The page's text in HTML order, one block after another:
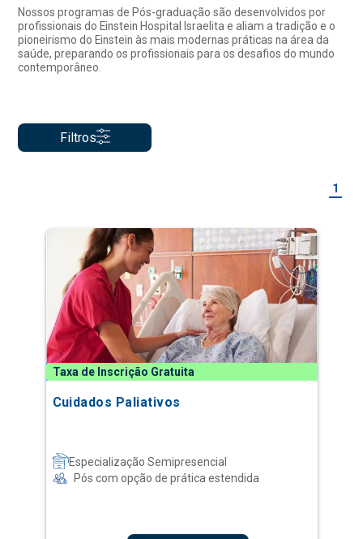
Nossos programas de Pós-graduação são desenvolvidos por
profissionais do Einstein Hospital Israelita e aliam a tradição e o
pioneirismo do Einstein às mais modernas práticas na área da
saúde, preparando os profissionais para os desafios do mundo
contemporâneo.
Filtros
1
Taxa de Inscrição Gratuita
Cuidados Paliativos
Especialização Semipresencial
Pós com opção de prática estendida